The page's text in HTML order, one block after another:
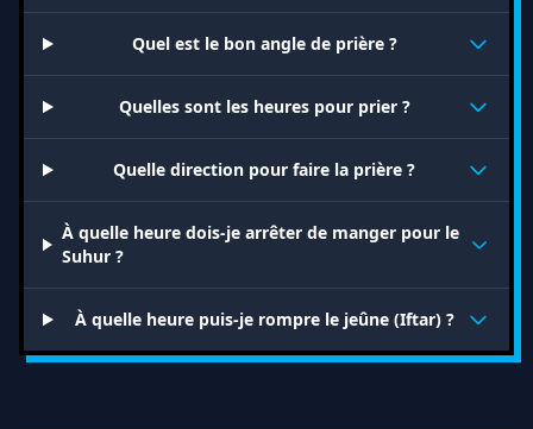
Quel est le bon angle de prière ?
Quelles sont les heures pour prier ?
Quelle direction pour faire la prière ?
À quelle heure dois-je arrêter de manger pour le
Suhur ?
À quelle heure puis-je rompre le jeûne (Iftar) ?